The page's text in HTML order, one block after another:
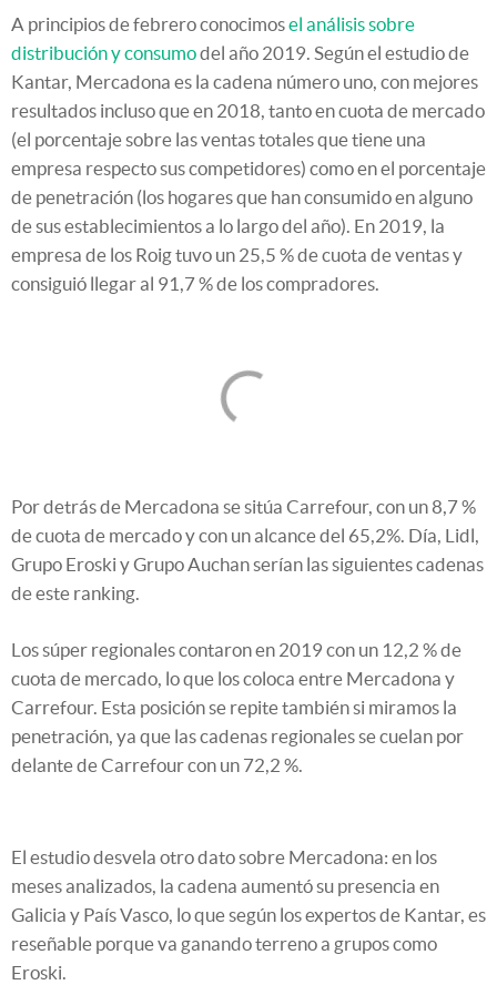
A principios de febrero conocimosel análisis sobre
distribución y consumodel año 2019. Según el estudio de
Kantar, Mercadona es la cadena número uno, con mejores
resultados incluso que en 2018, tanto en cuota de mercado
(el porcentaje sobre las ventas totales que tiene una
empresa respecto sus competidores) como en el porcentaje
de penetración (los hogares que han consumido en alguno
de sus establecimientos a lo largo del año). En 2019, la
empresa de los Roig tuvo un 25,5 % de cuota de ventas y
consiguió llegar al 91,7 % de los compradores.
Por detrás de Mercadona se sitúa Carrefour, con un 8,7 %
de cuota de mercado y con un alcance del 65,2%. Día, Lidl,
Grupo Eroski y Grupo Auchan serían las siguientes cadenas
de este ranking.
Los súper regionales contaron en 2019 con un 12,2 % de
cuota de mercado, lo que los coloca entre Mercadona y
Carrefour. Esta posición se repite también si miramos la
penetración, ya que las cadenas regionales se cuelan por
delante de Carrefour con un 72,2 %.
El estudio desvela otro dato sobre Mercadona: en los
meses analizados, la cadena aumentó su presencia en
Galicia y País Vasco, lo que según los expertos de Kantar, es
reseñable porque va ganando terreno a grupos como
Eroski.